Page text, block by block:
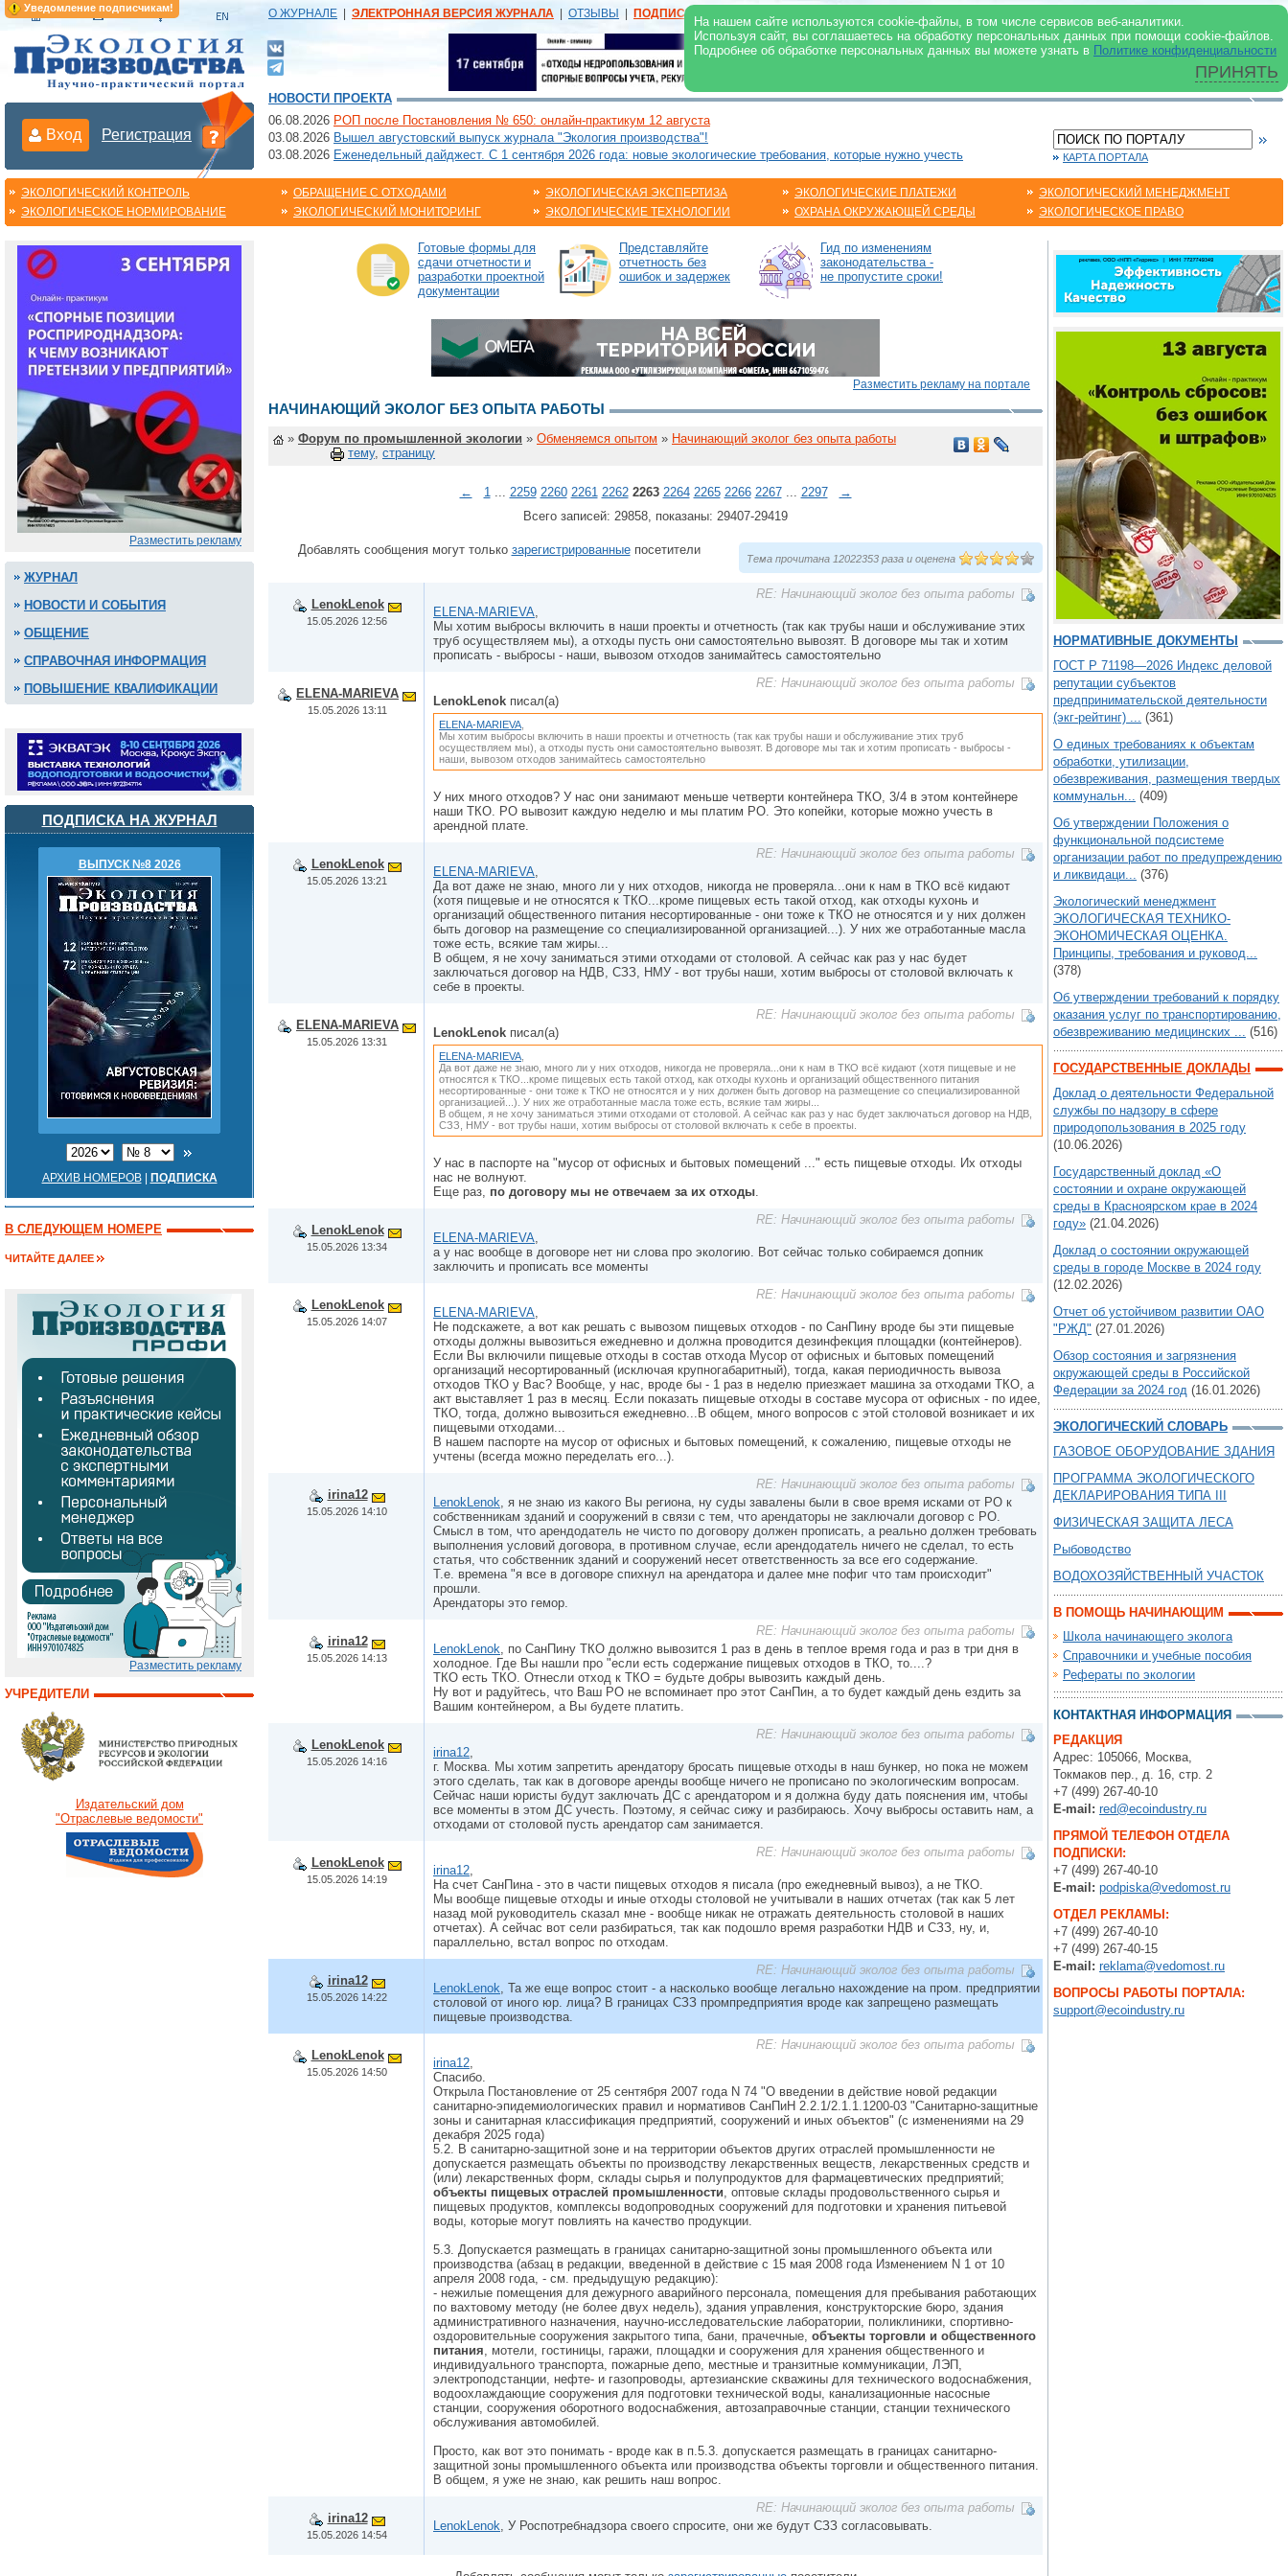
Уведомление подписчикам!
На нашем сайте используются cookie-файлы, в том числе сервисов веб-аналитики.
Используя сайт, вы соглашаетесь на обработку персональных данных при помощи cookie-файлов.
Подробнее об обработке персональных данных вы можете узнать в Политике конфиденциальности
ПРИНЯТЬ
О ЖУРНАЛЕ ЭЛЕКТРОННАЯ ВЕРСИЯ ЖУРНАЛА ОТЗЫВЫ ПОДПИСКА | В ЖУРНАЛЕ В ИНТЕРНЕТ
Вход Регистрация
НОВОСТИ ПРОЕКТА
06.08.2026 РОП после Постановления № 650: онлайн-практикум 12 августа
03.08.2026 Вышел августовский выпуск журнала "Экология производства"!
03.08.2026 Еженедельный дайджест. С 1 сентября 2026 года: новые экологические требования, которые нужно учесть КАРТА ПОРТАЛА
ЭКОЛОГИЧЕСКИЙ КОНТРОЛЬ
ЭКОЛОГИЧЕСКОЕ НОРМИРОВАНИЕ
ОБРАЩЕНИЕ С ОТХОДАМИ
ЭКОЛОГИЧЕСКИЙ МОНИТОРИНГ
ЭКОЛОГИЧЕСКАЯ ЭКСПЕРТИЗА
ЭКОЛОГИЧЕСКИЕ ТЕХНОЛОГИИ
ЭКОЛОГИЧЕСКИЕ ПЛАТЕЖИ
ОХРАНА ОКРУЖАЮЩЕЙ СРЕДЫ
ЭКОЛОГИЧЕСКИЙ МЕНЕДЖМЕНТ
ЭКОЛОГИЧЕСКОЕ ПРАВО
Разместить рекламу
ЖУРНАЛ
НОВОСТИ И СОБЫТИЯ
ОБЩЕНИЕ
СПРАВОЧНАЯ ИНФОРМАЦИЯ
ПОВЫШЕНИЕ КВАЛИФИКАЦИИ
ПОДПИСКА НА ЖУРНАЛ
ВЫПУСК №8 2026
АРХИВ НОМЕРОВ| ПОДПИСКА
В СЛЕДУЮЩЕМ НОМЕРЕ
ЧИТАЙТЕ ДАЛЕЕ
Разместить рекламу
УЧРЕДИТЕЛИ
Издательский дом
"Отраслевые ведомости"
Готовые формы для
сдачи отчетности и
разработки проектной
документации
Представляйте
отчетность без
ошибок и задержек
Гид по изменениям
законодательства -
не пропустите сроки!
Разместить рекламу на портале
НАЧИНАЮЩИЙ ЭКОЛОГ БЕЗ ОПЫТА РАБОТЫ
» Форум по промышленной экологии » Обменяемся опытом » Начинающий эколог без опыта работы
тему, страницу
← 1... 2259 2260 2261 2262 2263 2264 2265 2266 2267... 2297
→
Всего записей: 29858, показаны: 29407-29419
Тема прочитана 12022353 раза и оценена
Добавлять сообщения могут только зарегистрированныепосетители
LenokLenok
15.05.2026 12:56
RE: Начинающий эколог без опыта работы
ELENA-MARIEVA,
Мы хотим выбросы включить в наши проекты и отчетность (так как трубы наши и обслуживание этих
труб осуществляем мы), а отходы пусть они самостоятельно вывозят. В договоре мы так и хотим
прописать - выбросы - наши, вывозом отходов занимайтесь самостоятельно
ELENA-MARIEVA
15.05.2026 13:11
RE: Начинающий эколог без опыта работы
LenokLenok писал(а)
ELENA-MARIEVA
Мы хотим выбросы включить в наши проекты и отчетность (так как трубы наши и обслуживание этих труб
осуществляем мы), а отходы пусть они самостоятельно вывозят. В договоре мы так и хотим прописать - выбросы -
наши, вывозом отходов занимайтесь самостоятельно
У них много отходов? У нас они занимают меньше четверти контейнера ТКО, 3/4 в этом контейнере
наши ТКО. РО вывозит каждую неделю и мы платим РО. Это копейки, которые можно учесть в
арендной плате.
LenokLenok
15.05.2026 13:21
RE: Начинающий эколог без опыта работы
ELENA-MARIEVA,
Да вот даже не знаю, много ли у них отходов, никогда не проверяла...они к нам в ТКО всё кидают
(хотя пищевые и не относятся к ТКО...кроме пищевых есть такой отход, как отходы кухонь и
организаций общественного питания несортированные - они тоже к ТКО не относятся и у них должен
быть договор на размещение со специализированной организацией...). У них же отработанные масла
тоже есть, всякие там жиры...
В общем, я не хочу заниматься этими отходами от столовой. А сейчас как раз у нас будет
заключаться договор на НДВ, СЗЗ, НМУ - вот трубы наши, хотим выбросы от столовой включать к
себе в проекты.
ELENA-MARIEVA
15.05.2026 13:31
RE: Начинающий эколог без опыта работы
LenokLenok писал(а)
ELENA-MARIEVA
Да вот даже не знаю, много ли у них отходов, никогда не проверяла...они к нам в ТКО всё кидают (хотя пищевые и не
относятся к ТКО...кроме пищевых есть такой отход, как отходы кухонь и организаций общественного питания
несортированные - они тоже к ТКО не относятся и у них должен быть договор на размещение со специализированной
организацией...). У них же отработанные масла тоже есть, всякие там жиры...
В общем, я не хочу заниматься этими отходами от столовой. А сейчас как раз у нас будет заключаться договор на НДВ,
СЗЗ, НМУ - вот трубы наши, хотим выбросы от столовой включать к себе в проекты.
У нас в паспорте на "мусор от офисных и бытовых помещений ..." есть пищевые отходы. Их отходы
нас не волнуют.
Еще раз, по договору мы не отвечаем за их отходы.
LenokLenok
15.05.2026 13:34
RE: Начинающий эколог без опыта работы
ELENA-MARIEVA,
а у нас вообще в договоре нет ни слова про экологию. Вот сейчас только собираемся допник
заключить и прописать все моменты
LenokLenok
15.05.2026 14:07
RE: Начинающий эколог без опыта работы
ELENA-MARIEVA,
Не подскажете, а вот как решать с вывозом пищевых отходов - по СанПину вроде бы эти пищевые
отходы должны вывозиться ежедневно и должна проводится дезинфекция площадки (контейнеров).
Если Вы включили пищевые отходы в состав отхода Мусор от офисных и бытовых помещений
организаций несортированный (исключая крупногабаритный), тогда, какая периодичность вывоза
отходов ТКО у Вас? Вообще, у нас, вроде бы - 1 раз в неделю приезжает машина за отходами ТКО, а
акт выставляет 1 раз в месяц. Если показать пищевые отходы в составе мусора от офисных - по идее,
ТКО, тогда, должно вывозиться ежедневно...В общем, много вопросов с этой столовой возникает и их
пищевыми отходами...
В нашем паспорте на мусор от офисных и бытовых помещений, к сожалению, пищевые отходы не
учтены (всегда можно переделать его...).
irina12
15.05.2026 14:10
RE: Начинающий эколог без опыта работы
LenokLenok, я не знаю из какого Вы региона, ну суды завалены были в свое время исками от РО к
собственникам зданий и сооружений в связи с тем, что арендаторы не заключали договор с РО.
Смысл в том, что арендодатель не чисто по договору должен прописать, а реально должен требовать
выполнения условий договора, в противном случае, если арендодатель ничего не сделал, то есть
статья, что собственник зданий и сооружений несет ответственность за все его содержание.
Т.е. времена "я все в договоре спихнул на арендатора и далее мне пофиг что там происходит"
прошли.
Арендаторы это гемор.
irina12
15.05.2026 14:13
RE: Начинающий эколог без опыта работы
LenokLenok, по СанПину ТКО должно вывозится 1 раз в день в теплое время года и раз в три дня в
холодное. Где Вы нашли про "если есть содержание пищевых отходов в ТКО, то....?
ТКО есть ТКО. Отнесли отход к ТКО = будьте добры вывозить каждый день.
Ну вот и радуйтесь, что Ваш РО не вспоминает про этот СанПин, а то будет каждый день ездить за
Вашим контейнером, а Вы будете платить.
LenokLenok
15.05.2026 14:16
RE: Начинающий эколог без опыта работы
irina12,
г. Москва. Мы хотим запретить арендатору бросать пищевые отходы в наш бункер, но пока не можем
этого сделать, так как в договоре аренды вообще ничего не прописано по экологическим вопросам.
Сейчас наши юристы будут заключать ДС с арендатором и я должна буду дать пояснения им, чтобы
все моменты в этом ДС учесть. Поэтому, я сейчас сижу и разбираюсь. Хочу выбросы оставить нам, а
отходами от столовой пусть арендатор сам занимается.
LenokLenok
15.05.2026 14:19
RE: Начинающий эколог без опыта работы
irina12,
На счет СанПина - это в части пищевых отходов я писала (про ежедневный вывоз), а не ТКО.
Мы вообще пищевые отходы и иные отходы столовой не учитывали в наших отчетах (так как 5 лет
назад мой руководитель сказал мне - вообще никак не отражать деятельность столовой в наших
отчетах). А сейчас вот сели разбираться, так как подошло время разработки НДВ и СЗЗ, ну, и,
параллельно, встал вопрос по отходам.
irina12
15.05.2026 14:22
RE: Начинающий эколог без опыта работы
LenokLenok, Та же еще вопрос стоит - а насколько вообще легально нахождение на пром. предприятии
столовой от иного юр. лица? В границах СЗЗ промпредприятия вроде как запрещено размещать
пищевые производства.
LenokLenok
15.05.2026 14:50
RE: Начинающий эколог без опыта работы
irina12,
Спасибо.
Открыла Постановление от 25 сентября 2007 года N 74 "О введении в действие новой редакции
санитарно-эпидемиологических правил и нормативов СанПиН 2.2.1/2.1.1.1200-03 "Санитарно-защитные
зоны и санитарная классификация предприятий, сооружений и иных объектов" (с изменениями на 29
декабря 2025 года)
5.2. В санитарно-защитной зоне и на территории объектов других отраслей промышленности не
допускается размещать объекты по производству лекарственных веществ, лекарственных средств и
(или) лекарственных форм, склады сырья и полупродуктов для фармацевтических предприятий;
объекты пищевых отраслей промышленности, оптовые склады продовольственного сырья и
пищевых продуктов, комплексы водопроводных сооружений для подготовки и хранения питьевой
воды, которые могут повлиять на качество продукции.
5.3. Допускается размещать в границах санитарно-защитной зоны промышленного объекта или
производства (абзац в редакции, введенной в действие с 15 мая 2008 года Изменением N 1 от 10
апреля 2008 года, - см. предыдущую редакцию):
- нежилые помещения для дежурного аварийного персонала, помещения для пребывания работающих
по вахтовому методу (не более двух недель), здания управления, конструкторские бюро, здания
административного назначения, научно-исследовательские лаборатории, поликлиники, спортивно-
оздоровительные сооружения закрытого типа, бани, прачечные, объекты торговли и общественного
питания, мотели, гостиницы, гаражи, площадки и сооружения для хранения общественного и
индивидуального транспорта, пожарные депо, местные и транзитные коммуникации, ЛЭП,
электроподстанции, нефте- и газопроводы, артезианские скважины для технического водоснабжения,
водоохлаждающие сооружения для подготовки технической воды, канализационные насосные
станции, сооружения оборотного водоснабжения, автозаправочные станции, станции технического
обслуживания автомобилей.
Просто, как вот это понимать - вроде как в п.5.3. допускается размещать в границах санитарно-
защитной зоны промышленного объекта или производства объекты торговли и общественного питания.
В общем, я уже не знаю, как решить наш вопрос.
irina12
15.05.2026 14:54
RE: Начинающий эколог без опыта работы
LenokLenok, У Роспотребнадзора своего спросите, они же будут СЗЗ согласовывать.
НОРМАТИВНЫЕ ДОКУМЕНТЫ
ГОСТ Р 71198—2026 Индекс деловой
репутации субъектов
предпринимательской деятельности
(экг-рейтинг) ... (361)
О единых требованиях к объектам
обработки, утилизации,
обезвреживания, размещения твердых
коммунальн... (409)
Об утверждении Положения о
функциональной подсистеме
организации работ по предупреждению
и ликвидаци... (376)
Экологический менеджмент
ЭКОЛОГИЧЕСКАЯ ТЕХНИКО-
ЭКОНОМИЧЕСКАЯ ОЦЕНКА.
Принципы, требования и руковод...
(378)
Об утверждении требований к порядку
оказания услуг по транспортированию,
обезвреживанию медицинских ... (516)
ГОСУДАРСТВЕННЫЕ ДОКЛАДЫ
Доклад о деятельности Федеральной
службы по надзору в сфере
природопользования в 2025 году
(10.06.2026)
Государственный доклад «О
состоянии и охране окружающей
среды в Красноярском крае в 2024
году» (21.04.2026)
Доклад о состоянии окружающей
среды в городе Москве в 2024 году
(12.02.2026)
Отчет об устойчивом развитии ОАО
"РЖД" (27.01.2026)
Обзор состояния и загрязнения
окружающей среды в Российской
Федерации за 2024 год (16.01.2026)
ЭКОЛОГИЧЕСКИЙ СЛОВАРЬ
ГАЗОВОЕ ОБОРУДОВАНИЕ ЗДАНИЯ
ПРОГРАММА ЭКОЛОГИЧЕСКОГО
ДЕКЛАРИРОВАНИЯ ТИПА III
ФИЗИЧЕСКАЯ ЗАЩИТА ЛЕСА
Рыбоводство
ВОДОХОЗЯЙСТВЕННЫЙ УЧАСТОК
В ПОМОЩЬ НАЧИНАЮЩИМ
Школа начинающего эколога
Справочники и учебные пособия
Рефераты по экологии
КОНТАКТНАЯ ИНФОРМАЦИЯ
РЕДАКЦИЯ
Адрес: 105066, Москва,
Токмаков пер., д. 16, стр. 2
+7 (499) 267-40-10
E-mail: red@ecoindustry.ru
ПРЯМОЙ ТЕЛЕФОН ОТДЕЛА
ПОДПИСКИ:
+7 (499) 267-40-10
E-mail: podpiska@vedomost.ru
ОТДЕЛ РЕКЛАМЫ:
+7 (499) 267-40-10
+7 (499) 267-40-15
E-mail: reklama@vedomost.ru
ВОПРОСЫ РАБОТЫ ПОРТАЛА:
support@ecoindustry.ru